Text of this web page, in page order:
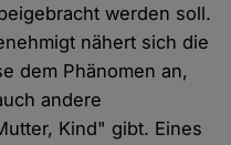
werden soll.
nähert sich die
dem Phänomen an,
andere
Kind" gibt. Eines